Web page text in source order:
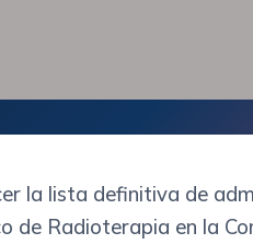
la lista definitiva de
de Radioterapia en la